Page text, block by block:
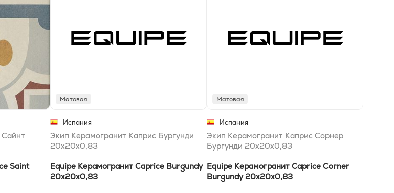
Saint
Матовая
Испания
Экип Керамогранит Каприс Бургунди
20x20x0,83
Equipe Керамогранит Caprice Burgundy
20x20x0,83
Матовая
Испания
Экип Керамогранит Каприс Сорнер
Бургунди 20x20x0,83
Equipe Керамогранит Caprice Сorner
Burgundy 20x20x0,83